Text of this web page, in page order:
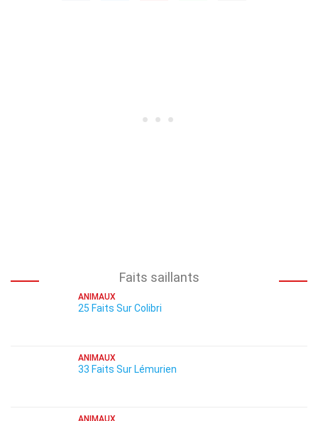
Faits saillants
ANIMAUX
25 Faits Sur Colibri
ANIMAUX
33 Faits Sur Lémurien
ANIMAUX